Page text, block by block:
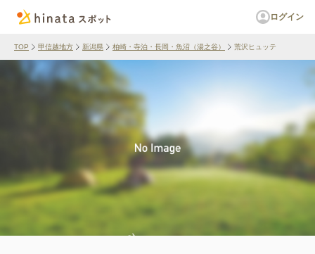
ログイン
TOP 甲信越地方 新潟県 柏崎・寺泊・長岡・魚沼（湯之谷） 荒沢ヒュッテ